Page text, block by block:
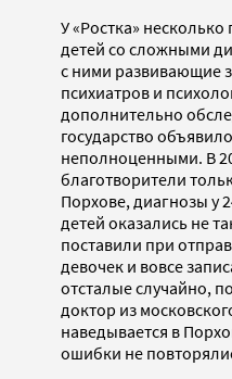
У «Ростка»
детей со сложными
с ними развивающие
психиатров и
дополнительно
государство
неполноценными. В
благотворители
Порхове, диагнозы у
детей оказались не
поставили при
девочек и вовсе
отсталые случайно,
доктор из
наведывается в
ошибки не